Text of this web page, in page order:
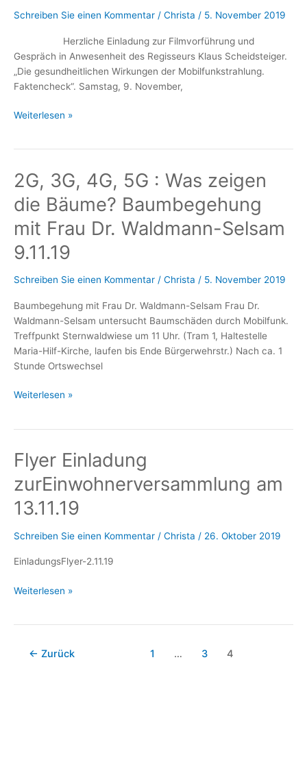
Schreiben Sie einen Kommentar / Christa / 5. November 2019
Herzliche Einladung zur Filmvorführung und
Gespräch in Anwesenheit des Regisseurs Klaus Scheidsteiger.
„Die gesundheitlichen Wirkungen der Mobilfunkstrahlung.
Faktencheck“. Samstag, 9. November,
Klaus
Wirkungen
der
Mobilfunkstrahlung.
Faktencheck“
9.11.19
Weiterlesen »
2G, 3G, 4G, 5G : Was zeigen
die Bäume? Baumbegehung
mit Frau Dr. Waldmann-Selsam
9.11.19
Schreiben Sie einen Kommentar / Christa / 5. November 2019
Baumbegehung mit Frau Dr. Waldmann-Selsam Frau Dr.
Waldmann-Selsam untersucht Baumschäden durch Mobilfunk.
Treffpunkt Sternwaldwiese um 11 Uhr. (Tram 1, Haltestelle
Maria-Hilf-Kirche, laufen bis Ende Bürgerwehrstr.) Nach ca. 1
Stunde Ortswechsel
2G,
:
Was
zeigen
die
Bäume?
Baumbegehung
Frau
Waldmann-
Weiterlesen »
Flyer Einladung
zurEinwohnerversammlung am
13.11.19
Schreiben Sie einen Kommentar / Christa / 26. Oktober 2019
EinladungsFlyer-2.11.19
Flyer
13.11.19
Weiterlesen »
← Zurück 1 … 3 4